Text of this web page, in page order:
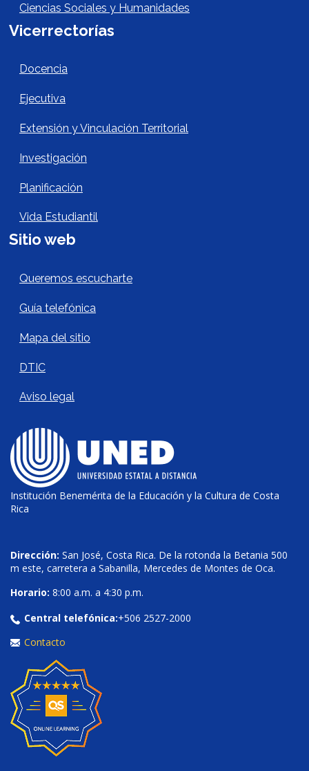
Ciencias Sociales y Humanidades
Vicerrectorías
Vicerrectorías
Docencia
Ejecutiva
Extensión y Vinculación Territorial
Investigación
Planificación
Vida Estudiantil
Sitio web
Sitio Web Footer
Queremos escucharte
Guía telefónica
Mapa del sitio
DTIC
Aviso legal
Institución Benemérita de la Educación y la Cultura de Costa
Rica
Dirección: San José, Costa Rica. De la rotonda la Betania 500
m este, carretera a Sabanilla, Mercedes de Montes de Oca.
Horario: 8:00 a.m. a 4:30 p.m.
Central telefónica:+506 2527-2000
Contacto